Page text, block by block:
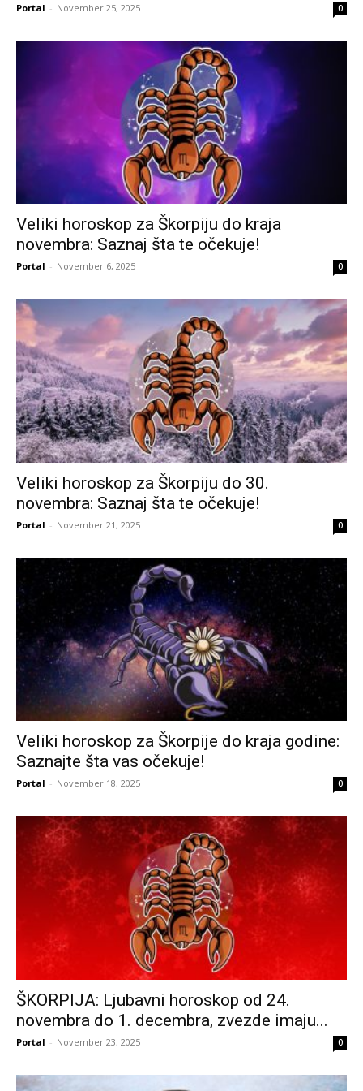
Portal - November 25, 2025 0
Veliki horoskop za Škorpiju do kraja
novembra: Saznaj šta te očekuje!
Portal - November 6, 2025 0
Veliki horoskop za Škorpiju do 30.
novembra: Saznaj šta te očekuje!
Portal - November 21, 2025 0
Veliki horoskop za Škorpije do kraja godine:
Saznajte šta vas očekuje!
Portal - November 18, 2025 0
ŠKORPIJA: Ljubavni horoskop od 24.
novembra do 1. decembra, zvezde imaju...
Portal - November 23, 2025 0